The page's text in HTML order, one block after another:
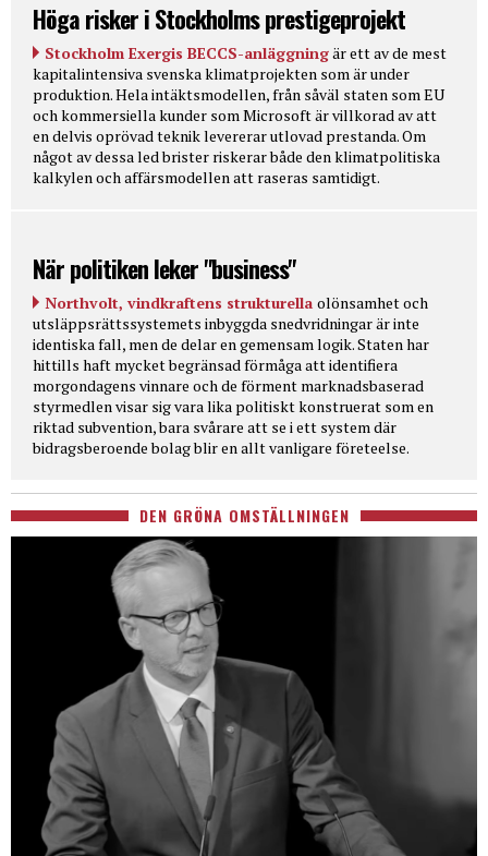
Höga risker i Stockholms prestigeprojekt
Stockholm Exergis BECCS-anläggningär ett av de mest
kapitalintensiva svenska klimatprojekten som är under
produktion. Hela intäktsmodellen, från såväl staten som EU
och kommersiella kunder som Microsoft är villkorad av att
en delvis oprövad teknik levererar utlovad prestanda. Om
något av dessa led brister riskerar både den klimatpolitiska
kalkylen och affärsmodellen att raseras samtidigt.
När politiken leker "business"
Northvolt, vindkraftens strukturella olönsamhet och
utsläppsrättssystemets inbyggda snedvridningar är inte
identiska fall, men de delar en gemensam logik. Staten har
hittills haft mycket begränsad förmåga att identifiera
morgondagens vinnare och de förment marknadsbaserad
styrmedlen visar sig vara lika politiskt konstruerat som en
riktad subvention, bara svårare att se i ett system där
bidragsberoende bolag blir en allt vanligare företeelse.
DEN GRÖNA OMSTÄLLNINGEN